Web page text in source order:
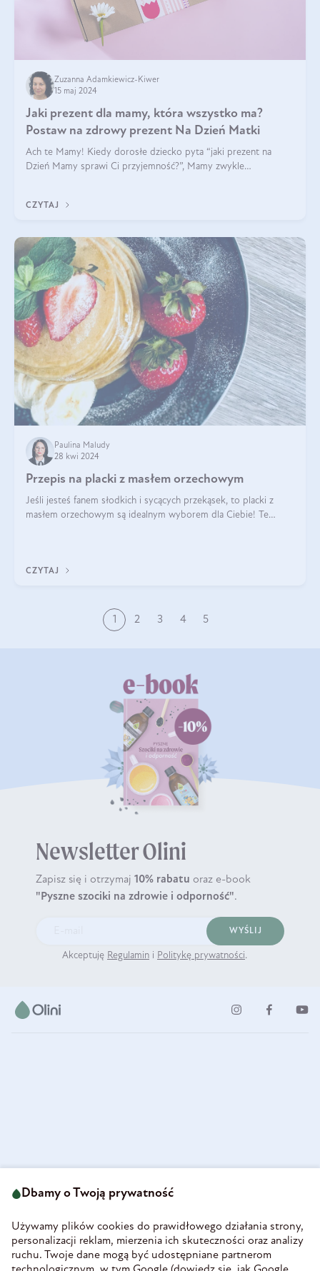
Zuzanna Adamkiewicz-Kiwer
15 maj 2024
Jaki prezent dla mamy, która wszystko ma?
Postaw na zdrowy prezent Na Dzień Matki
Ach te Mamy! Kiedy dorosłe dziecko pyta “jaki prezent na
Dzień Mamy sprawi Ci przyjemność?”, Mamy zwykle
CZYTAJ
Paulina Maludy
28 kwi 2024
Przepis na placki z masłem orzechowym
Jeśli jesteś fanem słodkich i sycących przekąsek, to placki z
masłem orzechowym są idealnym wyborem dla Ciebie! Te
CZYTAJ
1 2 3 4 5
Newsletter Olini
Zapisz się i otrzymaj 10% rabatu oraz e-book
"Pyszne szociki na zdrowie i odporność".
WYŚLIJ
Akceptuję Regulamin i Politykę prywatności.
58-160 Świebodzice
REGON 890213034
INFORMACJE
Dbamy o Twoją prywatność
Używamy plików cookies do prawidłowego działania strony,
personalizacji reklam, mierzenia ich skuteczności oraz analizy
ruchu. Twoje dane mogą być udostępniane partnerom